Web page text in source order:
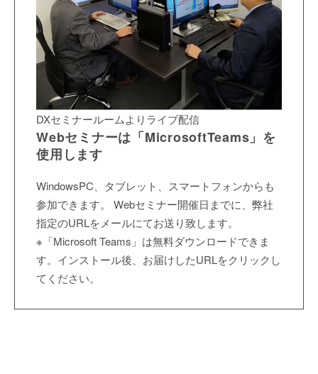
DXセミナールームよりライブ配信
Webセミナーは「MicrosoftTeams」を
使用します
WindowsPC、タブレット、スマートフォンからも
参加できます。 Webセミナー開催日までに、弊社
指定のURLをメールにてお送り致します。
※「Microsoft Teams」は無料ダウンロードできま
す。インストール後、お届けしたURLをクリックし
てください。